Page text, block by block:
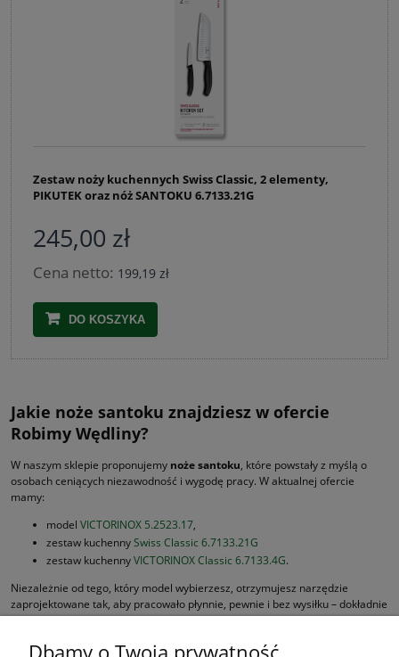
Zestaw noży kuchennych Swiss Classic, 2 elementy,
PIKUTEK oraz nóż SANTOKU 6.7133.21G
245,00 zł
Cena netto: 199,19 zł
DO KOSZYKA
Jakie noże santoku znajdziesz w ofercie
Robimy Wędliny?
W naszym sklepie proponujemy noże santoku, które powstały z myślą o
osobach ceniących niezawodność i wygodę pracy. W aktualnej ofercie
mamy:
model VICTORINOX 5.2523.17,
zestaw kuchennySwiss Classic 6.7133.21G
zestaw kuchennyVICTORINOX Classic 6.7133.4G.
Niezależnie od tego, który model wybierzesz, otrzymujesz narzędzie
zaprojektowane tak, aby pracowało płynnie, pewnie i bez wysiłku – dokładnie
tak, jak oczekujesz od dobregonoża santoku. Poznaj szczegóły oferty i